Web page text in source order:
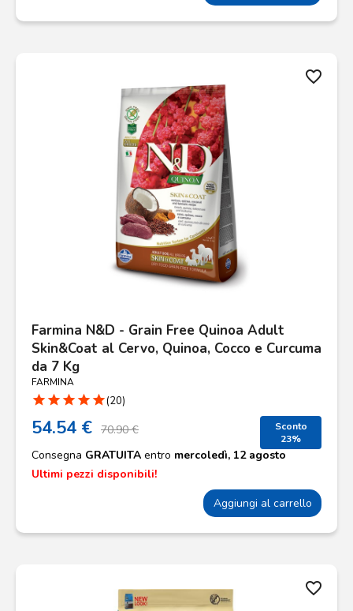
favorite_border
Farmina N&D - Grain Free Quinoa Adult
Skin&Coat al Cervo, Quinoa, Cocco e Curcuma
da 7 Kg
FARMINA
star star star star star(20)
54.54 € 70.90 €
Sconto
23%
Consegna GRATUITA entro mercoledì, 12 agosto
Ultimi pezzi disponibili!
Aggiungi al carrello
favorite_border